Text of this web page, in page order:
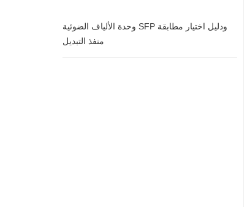
وحدة الألياف الضوئية SFP ودليل اختيار مطابقة
منفذ التبديل